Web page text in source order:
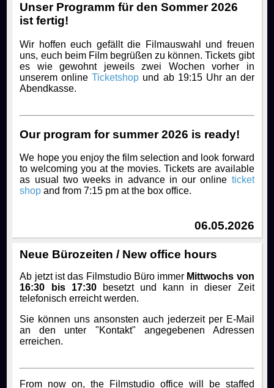
Unser Programm für den Sommer 2026
ist fertig!
Wir hoffen euch gefällt die Filmauswahl und freuen
uns, euch beim Film begrüßen zu können. Tickets gibt
es wie gewohnt jeweils zwei Wochen vorher in
unserem onlineTicketshop und ab 19:15 Uhr an der
Abendkasse.
Our program for summer 2026 is ready!
We hope you enjoy the film selection and look forward
to welcoming you at the movies. Tickets are available
as usual two weeks in advance in our online ticket
shop and from 7:15 pm at the box office.
06.05.2026
Neue Bürozeiten / New office hours
Ab jetzt ist das Filmstudio Büro immer Mittwochs von
16:30 bis 17:30
besetzt und kann in dieser Zeit
telefonisch erreicht werden.
Sie können uns ansonsten auch jederzeit per E-Mail
an den unter "Kontakt" angegebenen Adressen
erreichen.
From now on, the Filmstudio office will be staffed